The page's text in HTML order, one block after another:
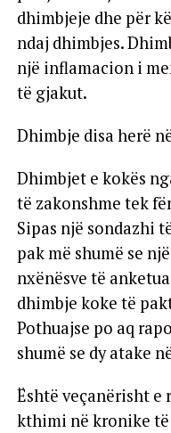
dhimbjeje dhe për
ndaj dhimbjes.
një inflamacion i
të gjakut.
Dhimbje disa herë
Dhimbjet e kokës
të zakonshme tek
Sipas një sondazhi
pak më shumë se
nxënësve të
dhimbje koke të
Pothuajse po aq
shumë se dy atake
Është veçanërisht e
kthimi në kronike të